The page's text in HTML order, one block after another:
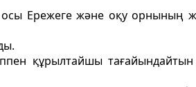
осы Ережеге және оқу орнының
құрылтайшы